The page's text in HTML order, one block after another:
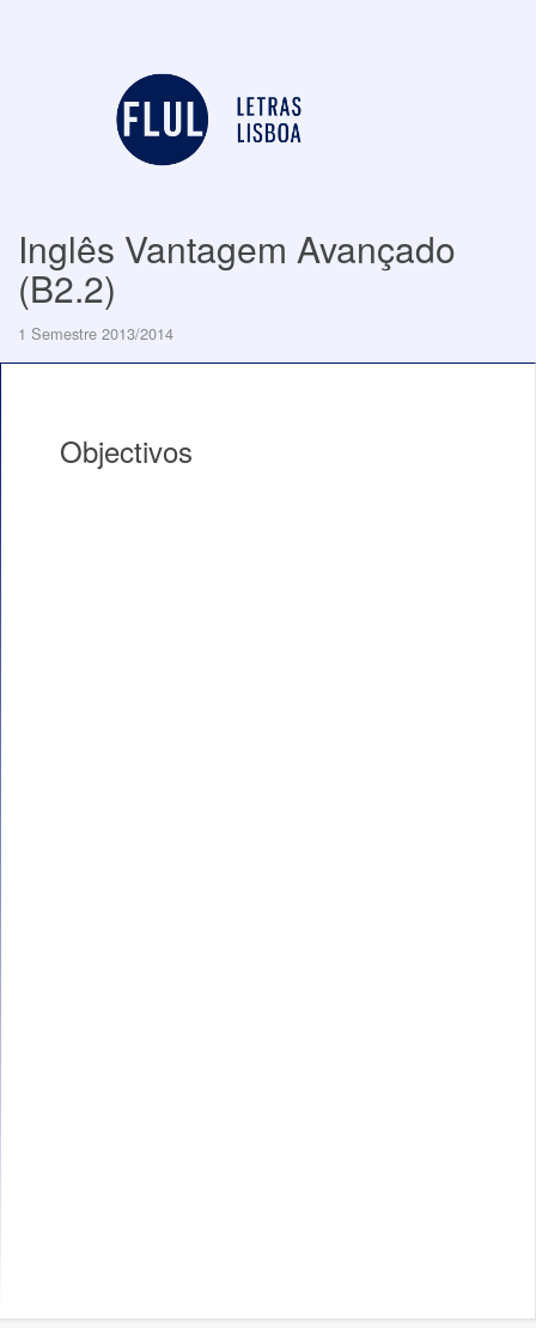
Inglês Vantagem Avançado
(B2.2)
1 Semestre 2013/2014
Objectivos